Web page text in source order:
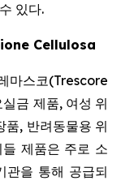
있다.
Cellulosa
마스코(Trescore
금 제품, 여성 위
품, 반려동물용 위
들 제품은 주로 소
관을 통해 공급되